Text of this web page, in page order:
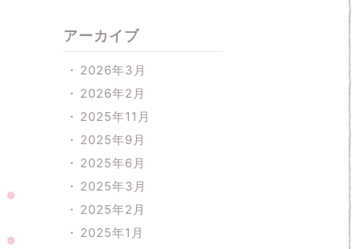
アーカイブ
2026年3月
2026年2月
2025年11月
2025年9月
2025年6月
2025年3月
2025年2月
2025年1月